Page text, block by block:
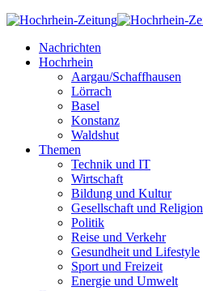
Nachrichten
Hochrhein
Aargau/Schaffhausen
Lörrach
Basel
Konstanz
Waldshut
Themen
Technik und IT
Wirtschaft
Bildung und Kultur
Gesellschaft und Religion
Politik
Reise und Verkehr
Gesundheit und Lifestyle
Sport und Freizeit
Energie und Umwelt